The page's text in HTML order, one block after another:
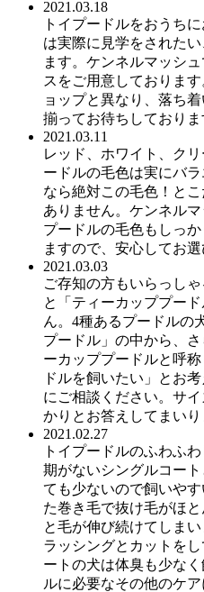
2021.03.18
トイプードルをおうち
は実際に見学をされた
ます。ケンネルマッシ
スをご用意しておりま
ョップと異なり、落ち
揃ってお待ちしておりま
2021.03.11
レッド、ホワイト、ク
ードルの毛色は実にバ
なら絶対この毛色！と
ありません。ケンネル
プードルの毛色もしっ
ますので、安心してお選
2021.03.03
ご存知の方もいらっし
と「ティーカッププー
ん。4種あるプードルの
プードル」の中から、
ーカッププードルと呼
ドルを飼いたい」とお
にご相談ください。サ
かりとお答えしてまいり
2021.02.27
トイプードルのふわふ
期がないシングルコー
ても少ないので飼いや
た巻き毛で抜け毛がほ
と毛が伸び続けてしま
ラッシングとカットを
ートの犬は体臭も少な
ルに必要なその他のケ